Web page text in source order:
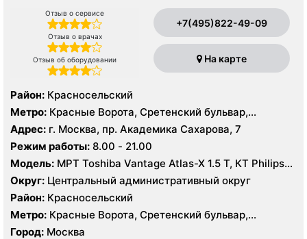
Отзыв о сервисе
Отзыв о врачах
Отзыв об оборудовании
+7(495)822-49-09
На карте
Район: Красносельский
Метро: Красные Ворота, Сретенский бульвар,
Тургеневская
Адрес: г. Москва, пр. Академика Сахарова, 7
Режим работы: 8.00 - 21.00
Модель: МРТ Toshiba Vantage Atlas-X 1.5 Т, КТ Philips
Ingenuity Elite 128 срезов, УЗИ
Округ: Центральный административный округ
Район: Красносельский
Метро: Красные Ворота, Сретенский бульвар,
Тургеневская
Город: Москва